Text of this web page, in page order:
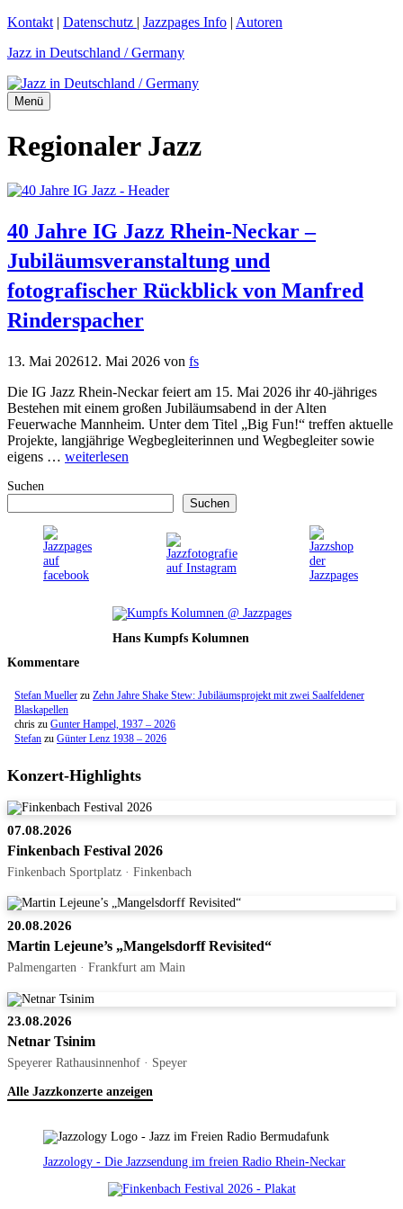
Zum
springen
Kontakt | Datenschutz | Jazzpages Info | Autoren
Jazz in Deutschland / Germany
Menü
Regionaler Jazz
40 Jahre IG Jazz Rhein-Neckar –
Jubiläumsveranstaltung und
fotografischer Rückblick von Manfred
Rinderspacher
13. Mai 202612. Mai 2026 von fs
Die IG Jazz Rhein-Neckar feiert am 15. Mai 2026 ihr 40-jähriges
Bestehen mit einem großen Jubiläumsabend in der Alten
Feuerwache Mannheim. Unter dem Titel „Big Fun!“ treffen aktuelle
Projekte, langjährige Wegbegleiterinnen und Wegbegleiter sowie
eigens … weiterlesen
Suchen
Suchen
Hans Kumpfs Kolumnen
Kommentare
Stefan Mueller zu Zehn Jahre Shake Stew: Jubiläumsprojekt mit zwei Saalfeldener
Blaskapellen
chris zu Gunter Hampel, 1937 – 2026
Stefan zu Günter Lenz 1938 – 2026
Konzert-Highlights
07.08.2026
Finkenbach Festival 2026
Finkenbach Sportplatz · Finkenbach
20.08.2026
Martin Lejeune’s „Mangelsdorff Revisited“
Palmengarten · Frankfurt am Main
23.08.2026
Netnar Tsinim
Speyerer Rathausinnenhof · Speyer
Alle Jazzkonzerte anzeigen
Jazzology - Die Jazzsendung im freien Radio Rhein-Neckar